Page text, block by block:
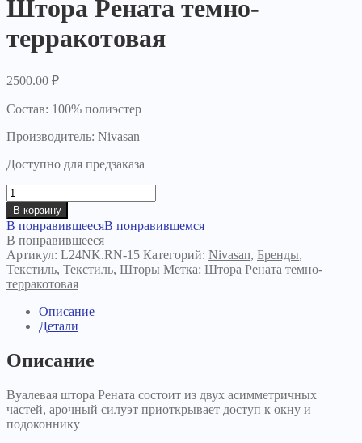
Штора Рената темно-
терракотовая
2500.00 ₽
Состав: 100% полиэстер
Производитель: Nivasan
Доступно для предзаказа
Количество
товара
Штора
Рената
темно-
терракотовая
В корзину
В понравившеесяВ понравившемся
В понравившееся
Артикул: L24NK.RN-15 Категорий: Nivasan, Бренды,
Текстиль, Текстиль, Шторы Метка: Штора Рената темно-
терракотовая
Описание
Детали
Описание
Вуалевая штора Рената состоит из двух асимметричных
частей, арочный силуэт приоткрывает доступ к окну и
подоконнику